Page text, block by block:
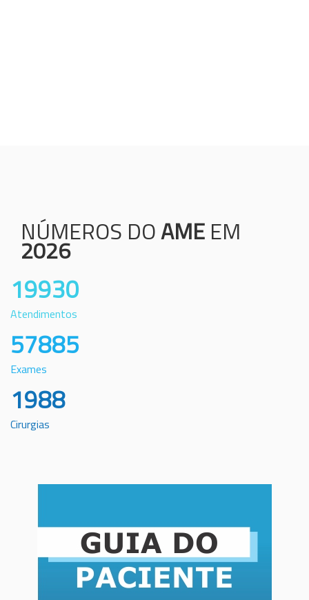
NÚMEROS DOAME EM
2026
19930
Atendimentos
57885
Exames
1988
Cirurgias